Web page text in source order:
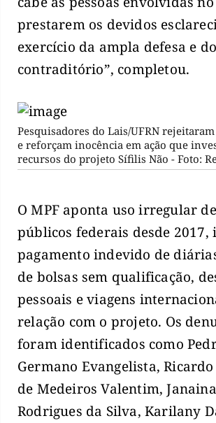
prestarem os devidos
exercício da ampla defesa e do
contraditório”, completou.
Pesquisadores do Lais/UFRN
e reforçam inocência em ação que
recursos do projeto Sífilis Não - Foto:
O MPF aponta uso irregular
públicos federais desde
pagamento indevido de
de bolsas sem qualificação,
pessoais e viagens
relação com o projeto. Os
foram identificados como
Germano Evangelista,
de Medeiros Valentim,
Rodrigues da Silva, Karilany